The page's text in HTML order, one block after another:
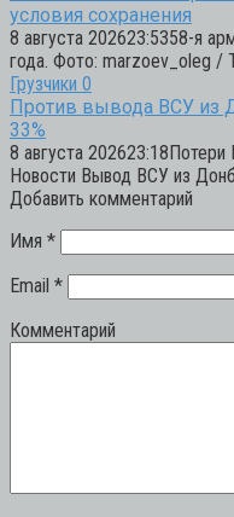
условия сохранения
8 августа 202623:5358-я
года. Фото: marzoev_oleg
Грузчики 0
Против вывода ВСУ из
33%
8 августа
Новости Вывод ВСУ из
Добавить комментарий
Имя *
Email *
Комментарий